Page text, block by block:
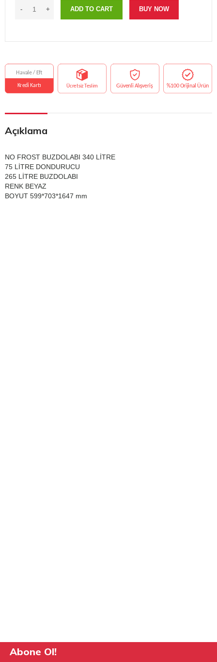
ADD TO CART BUY NOW
Açıklama
NO FROST BUZDOLABI 340 LİTRE
75 LİTRE DONDURUCU
265 LİTRE BUZDOLABI
RENK BEYAZ
BOYUT 599*703*1647 mm
Abone Ol!